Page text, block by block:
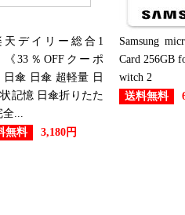
ックランキング：17位
ックランキング：25位
天デイリー総合1
《33％OFFクーポ
日傘 日傘 超軽量 日
記憶 日傘折りたた
...
無料
3,180円
Samsung
Card 256GB
witch 2
送料無料